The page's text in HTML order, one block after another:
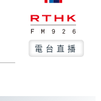
電台直播